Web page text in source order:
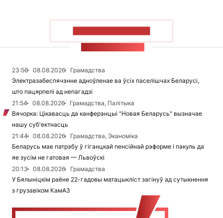
23:56 08.08.2026
Грамадства
Электразабеспячэнне адноўленае ва ўсіх паселішчах Беларусі,
што пацярпелі ад непагадзі
21:54
08.08.2026
Грамадства, Палітыка
Вячорка: Цікавасць да канферэнцыі "Новая Беларусь" вызначае
нашу суб'ектнасць
21:44
08.08.2026
Грамадства, Эканоміка
Беларусь мае патрэбу ў гіганцкай пенсійнай рэформе і пакуль да
яе зусім не гатовая — Львоўскі
20:13
08.08.2026
Грамадства
У Бялыніцкім раёне 22-гадовы матацыкліст загінуў ад сутыкнення
з грузавіком КамАЗ